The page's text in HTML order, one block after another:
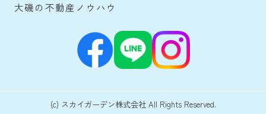
大磯の不動産ノウハウ
(c) スカイガーデン株式会社 All Rights Reserved.